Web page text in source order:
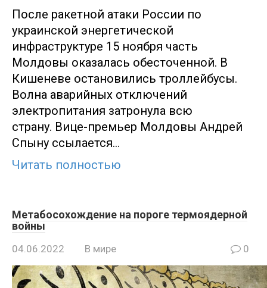
После ракетной атаки России по
украинской энергетической
инфраструктуре 15 ноября часть
Молдовы оказалась обесточенной. В
Кишеневе остановились троллейбусы.
Волна аварийных отключений
электропитания затронула всю
страну. Вице-премьер Молдовы Андрей
Спыну ссылается…
Читать полностью
Метабосохождение на пороге термоядерной
войны
04.06.2022 В мире 0